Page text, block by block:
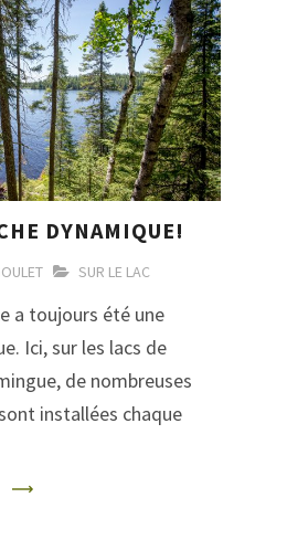
DYNAMIQUE!
SUR LE LAC
a toujours été une
Ici, sur les lacs de
de nombreuses
installées chaque